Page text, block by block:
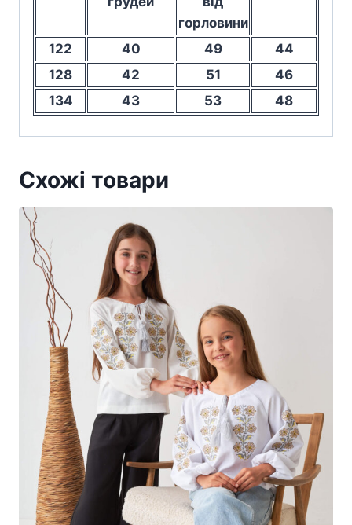
горловини
122 40 49
44
128
42 51
46
134
43 53 48
Схожі товари